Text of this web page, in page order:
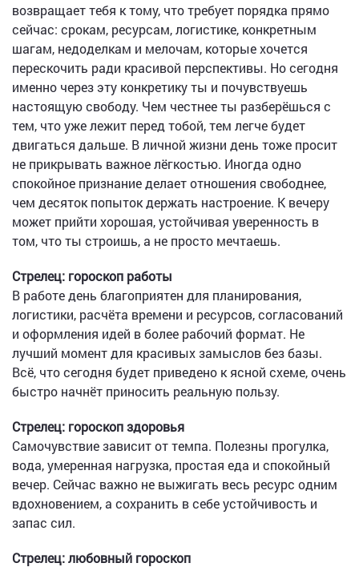
возвращает тебя к тому, что требует порядка прямо
сейчас: срокам, ресурсам, логистике, конкретным
шагам, недоделкам и мелочам, которые хочется
перескочить ради красивой перспективы. Но сегодня
именно через эту конкретику ты и почувствуешь
настоящую свободу. Чем честнее ты разберёшься с
тем, что уже лежит перед тобой, тем легче будет
двигаться дальше. В личной жизни день тоже просит
не прикрывать важное лёгкостью. Иногда одно
спокойное признание делает отношения свободнее,
чем десяток попыток держать настроение. К вечеру
может прийти хорошая, устойчивая уверенность в
том, что ты строишь, а не просто мечтаешь.
Стрелец: гороскоп работы
В работе день благоприятен для планирования,
логистики, расчёта времени и ресурсов, согласований
и оформления идей в более рабочий формат. Не
лучший момент для красивых замыслов без базы.
Всё, что сегодня будет приведено к ясной схеме, очень
быстро начнёт приносить реальную пользу.
Стрелец: гороскоп здоровья
Самочувствие зависит от темпа. Полезны прогулка,
вода, умеренная нагрузка, простая еда и спокойный
вечер. Сейчас важно не выжигать весь ресурс одним
вдохновением, а сохранить в себе устойчивость и
запас сил.
Стрелец: любовный гороскоп